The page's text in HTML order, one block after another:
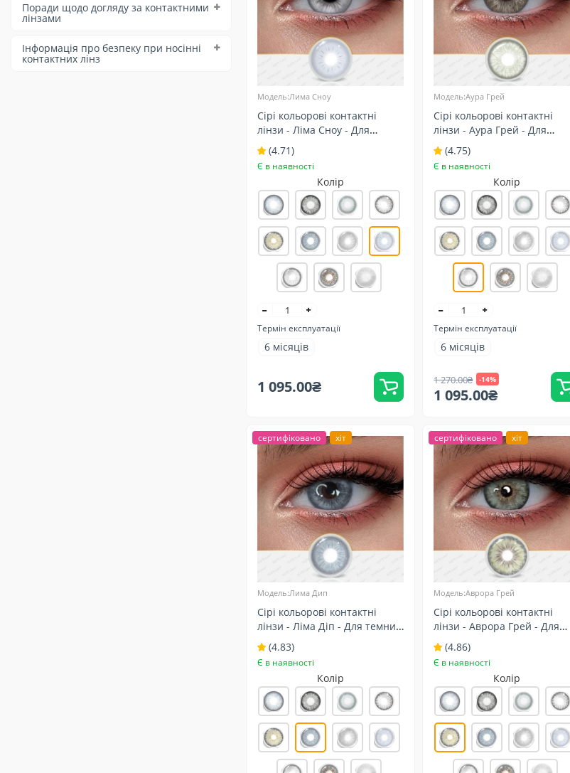
Поради щодо догляду за контактними
лінзами
Інформація про безпеку при носінні
контактних лінз
Модель:Лима Сноу
Сірі кольорові контактні
лінзи - Ліма Сноу - Для
темних та світлих очей -
Натуральні
(4.71)
Є в наявності
Колір
Термін експлуатації
6 місяців
1 095.00₴
Модель:Аура Грей
Сірі кольорові контактні
лінзи - Аура Грей - Для
темних та світлих очей -
Натуральні
(4.75)
Є в наявності
Колір
Термін експлуатації
6 місяців
1 270.00₴ -14%
1 095.00₴
сертифіковано хіт
Модель:Лима Дип
Сірі кольорові контактні
лінзи - Ліма Діп - Для темних
та світлих очей - Натуральні
(4.83)
Є в наявності
Колір
сертифіковано хіт
Модель:Аврора Грей
Сірі кольорові контактні
лінзи - Аврора Грей - Для
темних та світлих очей -
Натуральні
(4.86)
Є в наявності
Колір